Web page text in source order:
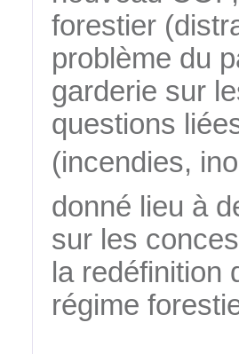
forestier
problème du
garderie sur
questions
(incendies,
donné lieu à
sur les
la redéfinition
régime